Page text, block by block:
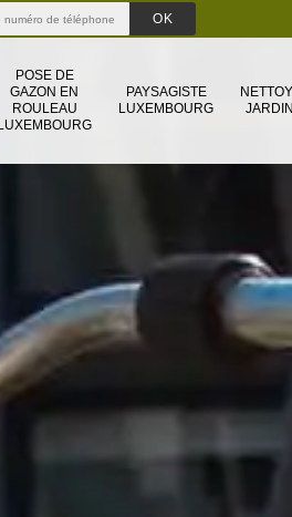
POSE DE
GAZON EN
ROULEAU
LUXEMBOURG
PAYSAGISTE
LUXEMBOURG